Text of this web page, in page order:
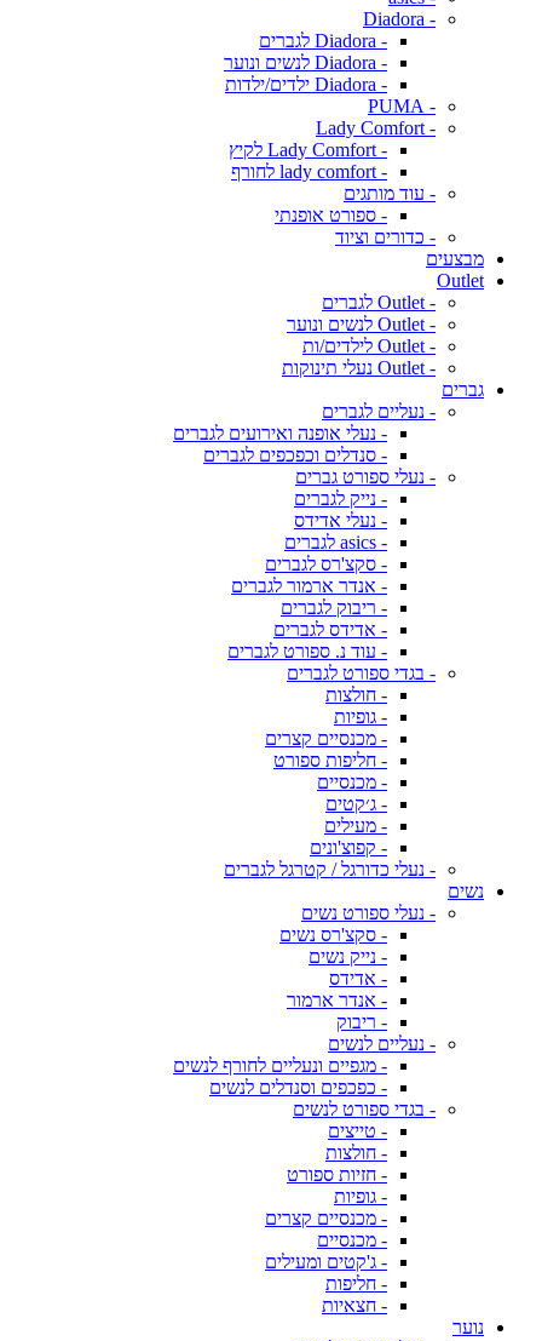
- Diadora
- Diadora לגברים
- Diadora לנשים ונוער
- Diadora ילדים/ילדות
- PUMA
- Lady Comfort
- Lady Comfort לקיץ
- lady comfort לחורף
- עוד מותגים
- ספורט אופנתי
- כדורים וציוד
מבצעים
Outlet
- Outlet לגברים
- Outlet לנשים ונוער
- Outlet לילדים/ות
- Outlet נעלי תינוקות
גברים
- נעליים לגברים
- נעלי אופנה ואירועים לגברים
- סנדלים וכפכפים לגברים
- נעלי ספורט גברים
- נייק לגברים
- נעלי אדידס
- asics לגברים
- סקצ'רס לגברים
- אנדר ארמור לגברים
- ריבוק לגברים
- אדידס לגברים
- עוד נ. ספורט לגברים
- בגדי ספורט לגברים
- חולצות
- גופיות
- מכנסיים קצרים
- חליפות ספורט
- מכנסיים
- ג׳קטים
- מעילים
- קפוצ'ונים
- נעלי כדורגל / קטרגל לגברים
נשים
- נעלי ספורט נשים
- סקצ'רס נשים
- נייק נשים
- אדידס
- אנדר ארמור
- ריבוק
- נעליים לנשים
- מגפיים ונעליים לחורף לנשים
- כפכפים וסנדלים לנשים
- בגדי ספורט לנשים
- טייצים
- חולצות
- חזיות ספורט
- גופיות
- מכנסיים קצרים
- מכנסיים
- ג'קטים ומעילים
- חליפות
- חצאיות
נוער